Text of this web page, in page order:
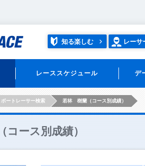
知る楽しむ レーサ
レーススケジュール デ
ボートレーサー検索 若林 樹蘭（コース別成績）
コース別成績）